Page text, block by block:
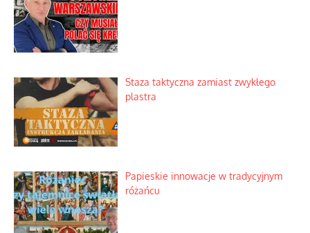
Staza taktyczna zamiast zwykłego
plastra
Papieskie innowacje w tradycyjnym
różańcu